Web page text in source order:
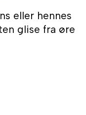
eller hennes
glise fra øre